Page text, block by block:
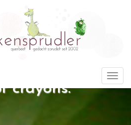
using the whole
crayons."